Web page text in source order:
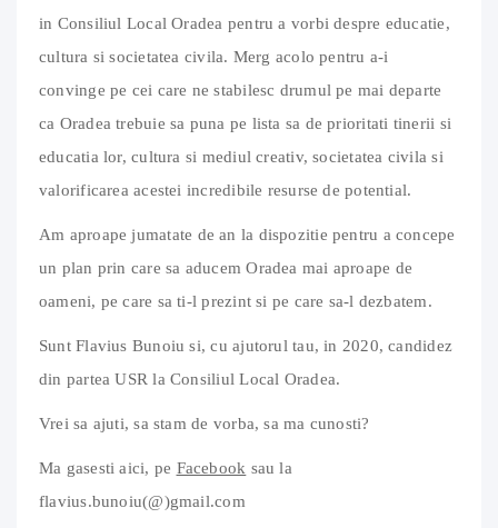
in Consiliul Local Oradea pentru a vorbi despre educatie,
cultura si societatea civila. Merg acolo pentru a-i
convinge pe cei care ne stabilesc drumul pe mai departe
ca Oradea trebuie sa puna pe lista sa de prioritati tinerii si
educatia lor, cultura si mediul creativ, societatea civila si
valorificarea acestei incredibile resurse de potential.
Am aproape jumatate de an la dispozitie pentru a concepe
un plan prin care sa aducem Oradea mai aproape de
oameni, pe care sa ti-l prezint si pe care sa-l dezbatem.
Sunt Flavius Bunoiu si, cu ajutorul tau, in 2020, candidez
din partea USR la Consiliul Local Oradea.
Vrei sa ajuti, sa stam de vorba, sa ma cunosti?
Ma gasesti aici, pe Facebook sau la
flavius.bunoiu(@)gmail.com